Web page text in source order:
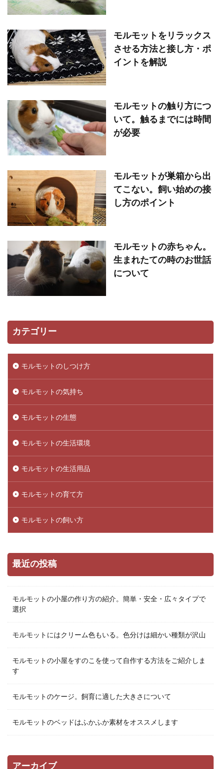
モルモットをリラックス
させる方法と接し方・ポ
イントを解説
モルモットの触り方につ
いて。触るまでには時間
が必要
モルモットが巣箱から出
てこない。飼い始めの接
し方のポイント
モルモットの赤ちゃん。
生まれたての時のお世話
について
カテゴリー
モルモットのしつけ方
モルモットの気持ち
モルモットの生態
モルモットの生活環境
モルモットの生活用品
モルモットの育て方
モルモットの飼い方
最近の投稿
モルモットの小屋の作り方の紹介。簡単・安全・広々タイプで
選択
モルモットにはクリーム色もいる。色分けは細かい種類が沢山
モルモットの小屋をすのこを使って自作する方法をご紹介しま
す
モルモットのケージ。飼育に適した大きさについて
モルモットのベッドはふかふか素材をオススメします
アーカイブ